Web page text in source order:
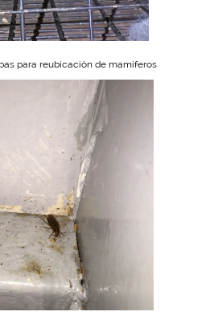
para reubicaciòn de mamíferos